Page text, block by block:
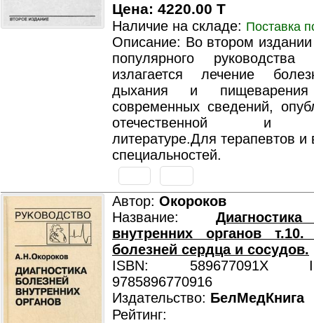
Цена: 4220.00 T
Наличие на складе: Поставка
Описание: Во втором
популярного
излагается лечение
дыхания и
современных сведений,
отечественной и
литературе.Для терапевтов и
специальностей.
Автор: Окороков
Название:
внутренних органов т.10.
болезней сердца и сосудов.
ISBN: 589677091X
9785896770916
Издательство: БелМедКнига
Рейтинг: